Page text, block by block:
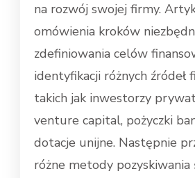
na rozwój swojej firmy.
omówienia kroków
zdefiniowania celów
identyfikacji różnych źródeł
takich jak inwestorzy
venture capital, pożyczki
dotacje unijne. Następnie
różne metody